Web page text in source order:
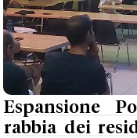
Espansione
rabbia dei